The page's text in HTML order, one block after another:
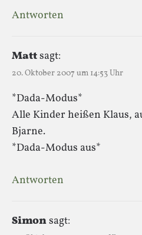
Antworten
Mattsagt:
20. Oktober 2007 um 14:53 Uhr
*Dada-Modus*
Alle Kinder heißen Klaus,
Bjarne.
*Dada-Modus aus*
Antworten
Simonsagt: